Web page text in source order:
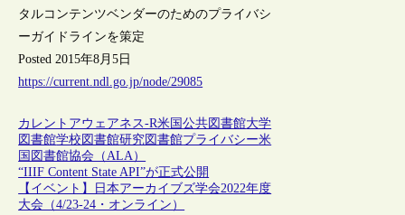
タルコンテンツベンダーのためのプライバシ
ーガイドラインを策定
Posted 2015年8月5日
https://current.ndl.go.jp/node/29085
カレントアウェアネス-R米国公共図書館大学
図書館学校図書館研究図書館プライバシー米
国図書館協会（ALA）
“IIIF Content State API”が正式公開
【イベント】日本アーカイブズ学会2022年度
大会（4/23-24・オンライン）